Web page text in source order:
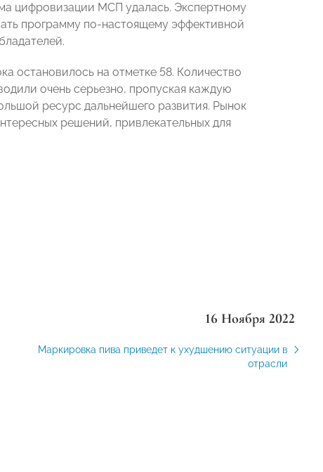
цифровизации МСП удалась. Экспертному
программу по-настоящему эффективной
остановилось на отметке 58. Количество
очень серьезно, пропуская каждую
ресурс дальнейшего развития. Рынок
решений, привлекательных для
16 Ноября 2022
Маркировка пива приведет к ухудшению ситуации в
отрасли